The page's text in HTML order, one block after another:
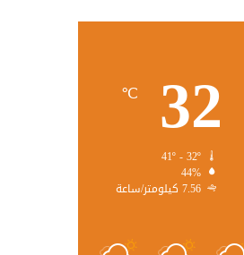
32
℃
44%
7.56 كيلومتر/ساعة